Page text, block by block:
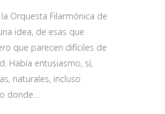
Orquesta Filarmónica de
idea, de esas que
que parecen difíciles de
Había entusiasmo, sí,
naturales, incluso
donde…